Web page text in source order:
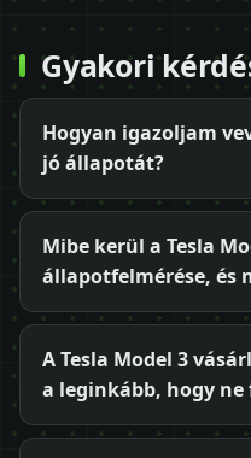
Gyakori
Hogyan igazoljam
jó állapotát?
Mibe kerül a Tesla
állapotfelmérése, és
A Tesla Model 3
a leginkább, hogy ne